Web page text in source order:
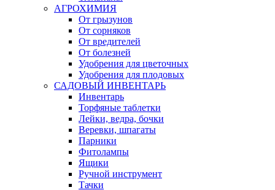
АГРОХИМИЯ
От грызунов
От сорняков
От вредителей
От болезней
Удобрения для цветочных
Удобрения для плодовых
САДОВЫЙ ИНВЕНТАРЬ
Инвентарь
Торфяные таблетки
Лейки, ведра, бочки
Веревки, шпагаты
Парники
Фитолампы
Ящики
Ручной инструмент
Тачки